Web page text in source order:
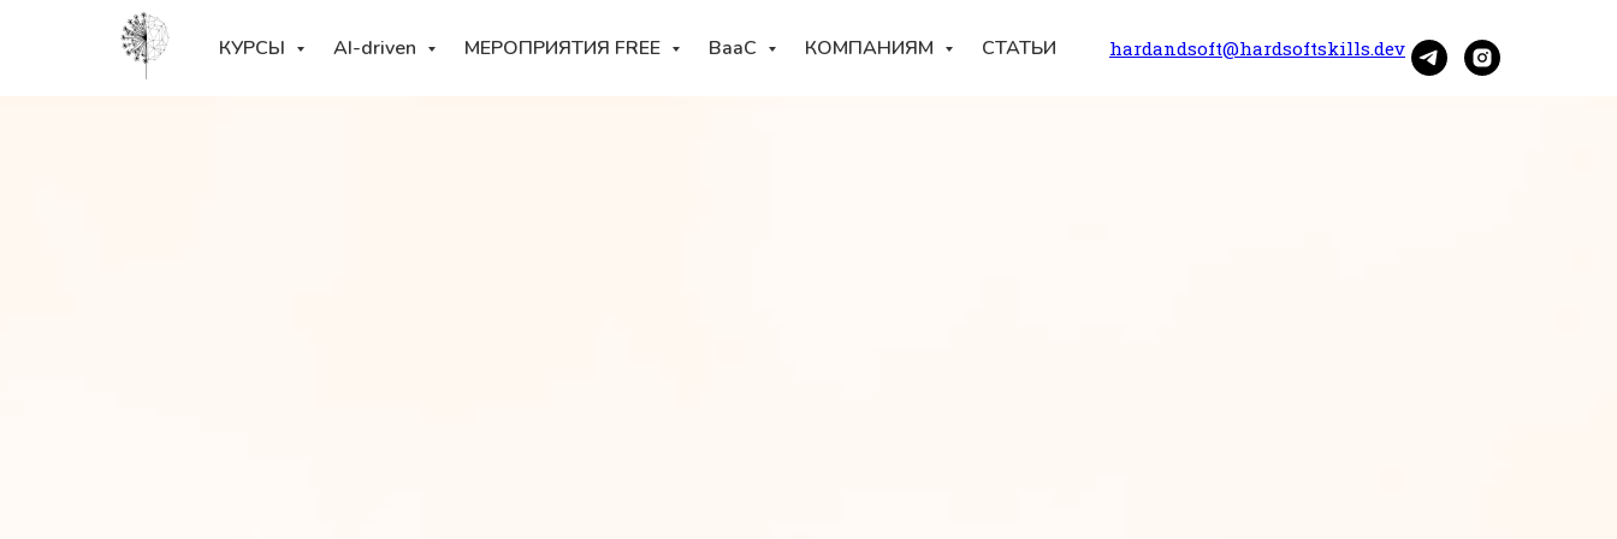
КУРСЫ AI-driven МЕРОПРИЯТИЯ FREE BaaC КОМПАНИЯМ СТАТЬИ hardandsoft@hardsoftskills.dev